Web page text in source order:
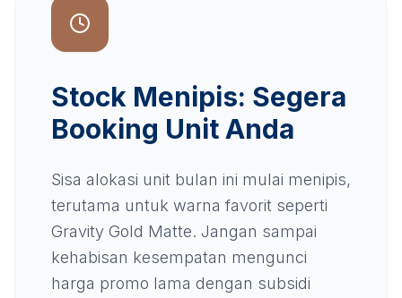
Stock Menipis: Segera
Booking Unit Anda
Sisa alokasi unit bulan ini mulai menipis,
terutama untuk warna favorit seperti
Gravity Gold Matte. Jangan sampai
kehabisan kesempatan mengunci
harga promo lama dengan subsidi